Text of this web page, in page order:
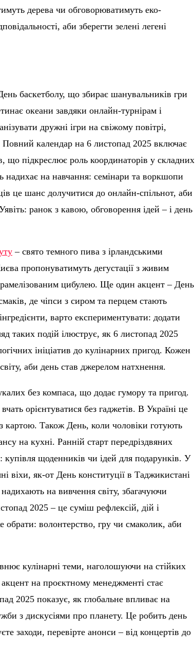
дерева чи обговорюватимуть еко-
аби зберегти зелені легені
баскетболу, що збирає шанувальників гри
океани завдяки онлайн-турнірам і
дружні ігри на свіжому повітрі,
календар на 6 листопад 2025 включає
підкреслює роль координаторів у складних
надихає на навчання: семінари та воркшопи
це шанс долучитися до онлайн-спільнот, аби
ранок з кавою, обговорення ідей – і день
– свято темного пива з ірландськими
пропонуватимуть дегустації з живим
цибулею. Ще один акцент – День
де чіпси з сиром та перцем стають
варто експериментувати: додати
таких подій ілюструє, як 6 листопад 2025
ініціатив до кулінарних пригод. Кожен
аби день став джерелом натхнення.
без компаса, що додає гумору та пригод.
орієнтуватися без гаджетів. В Україні це
картою. Також День, коли чоловіки готують
на кухні. Ранній старт передріздвяних
щоденників чи ідей для подарунків. У
віхи, як-от День конституції в Таджикистані
на вивчення світу, збагачуючи
2025 – це суміш рефлексій, дій і
волонтерство, гру чи смаколик, аби
кулінарні теми, наголошуючи на стійких
на проєктному менеджменті стає
2025 показує, як глобальне впливає на
з дискусіями про планету. Це робить день
заходи, перевірте анонси – від концертів до